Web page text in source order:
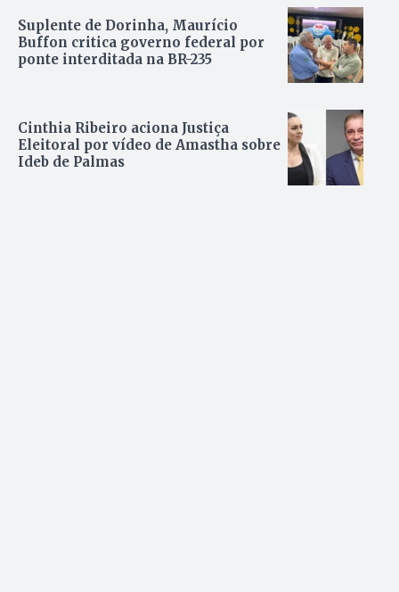
Suplente de Dorinha, Maurício
Buffon critica governo federal por
ponte interditada na BR-235
Cinthia Ribeiro aciona Justiça
Eleitoral por vídeo de Amastha sobre
Ideb de Palmas